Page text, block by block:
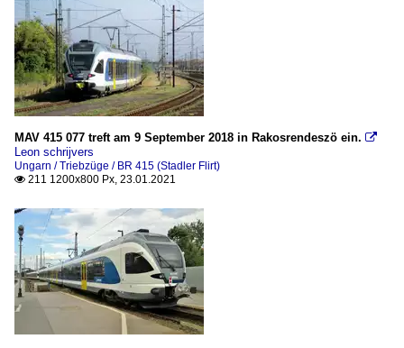
MAV 415 077 treft am 9 September 2018 in Rakosrendeszö ein. 
Leon schrijvers
Ungarn / Triebzüge / BR 415 (Stadler Flirt)
 211 1200x800 Px, 23.01.2021